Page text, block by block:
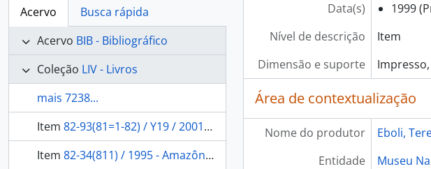
Acervo
Busca rápida
Acervo BIB - Bibliográfico
Coleção LIV - Livros
mais 7238...
Item 82-93(81=1-82) / Y19 / 2001 - Puratig: o remo sagrado.
Item 82-34(811) / 1995 - Amazônia - lendas e mitos: curuçá sua terra, sua gente.
Data(s)
1999
Nível de descrição
Item
Dimensão e suporte
Área de contextualização
Nome do produtor
Eboli,
Entidade
Museu